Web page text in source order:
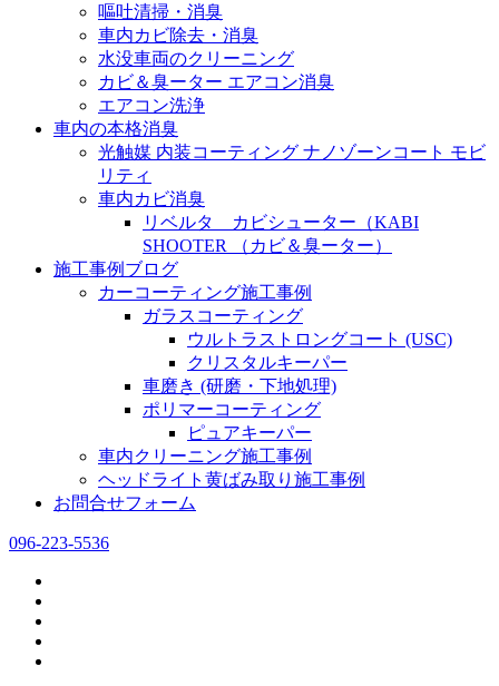
嘔吐清掃・消臭
車内カビ除去・消臭
水没車両のクリーニング
カビ＆臭ーター エアコン消臭
エアコン洗浄
車内の本格消臭
光触媒 内装コーティング ナノゾーンコート モビ
リティ
車内カビ消臭
リベルタ カビシューター（KABI
SHOOTER （カビ＆臭ーター）
施工事例ブログ
カーコーティング施工事例
ガラスコーティング
ウルトラストロングコート (USC)
クリスタルキーパー
車磨き (研磨・下地処理)
ポリマーコーティング
ピュアキーパー
車内クリーニング施工事例
ヘッドライト黄ばみ取り施工事例
お問合せフォーム
096-223-5536